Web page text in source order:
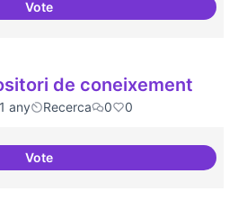
VoteTemes: Intel·ligència artificial
de coneixement
1 any Recerca 0 0
VoteConnectar repositori de